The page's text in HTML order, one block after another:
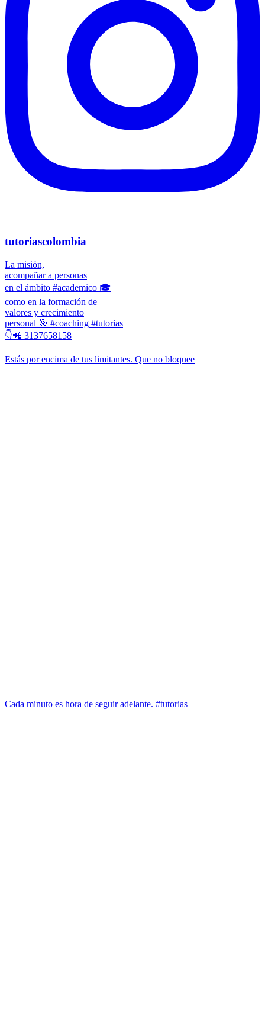
tutoriascolombia
La misión,
acompañar a personas
en el ámbito #academico 🎓
como en la formación de
valores y crecimiento
personal 🎯 #coaching #tutorias
👇📲 3137658158
Estás por encima de tus limitantes. Que no bloquee
Cada minuto es hora de seguir adelante. #tutorias